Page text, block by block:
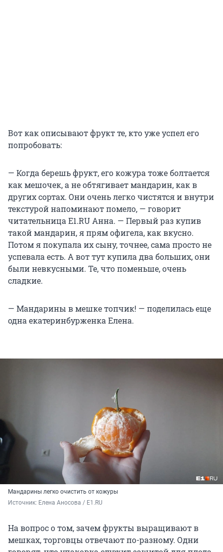
Вот как описывают фрукт те, кто уже успел его
попробовать:
— Когда берешь фрукт, его кожура тоже болтается
как мешочек, а не обтягивает мандарин, как в
других сортах. Они очень легко чистятся и внутри
текстурой напоминают помело, — говорит
читательница E1.RU Анна. — Первый раз купив
такой мандарин, я прям офигела, как вкусно.
Потом я покупала их сыну, точнее, сама просто не
успевала есть. А вот тут купила два больших, они
были невкусными. Те, что поменьше, очень
сладкие.
— Мандарины в мешке топчик! — поделилась еще
одна екатеринбурженка Елена.
Мандарины легко очистить от кожуры
Источник: Елена Аносова / E1.RU
На вопрос о том, зачем фрукты выращивают в
мешках, торговцы отвечают по-разному. Одни